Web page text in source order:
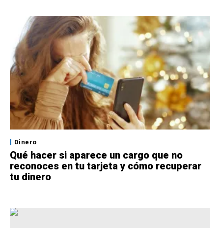
Dinero
Qué hacer si aparece un cargo que no
reconoces en tu tarjeta y cómo recuperar
tu dinero